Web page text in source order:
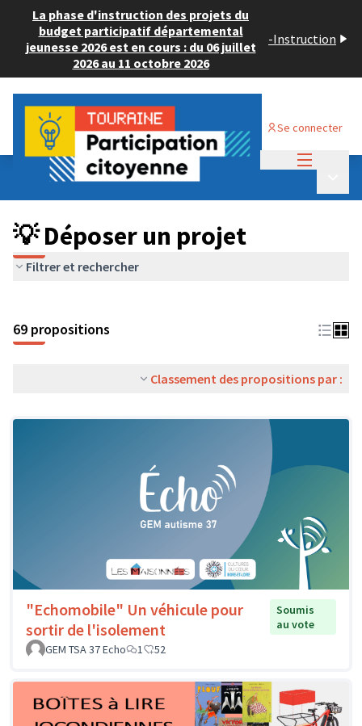
La phase d'instruction des projets du
budget participatif départemental
jeunesse 2026 est en cours : du 06 juillet
2026 au 11 octobre 2026
-Instruction
Se connecter
Budget Participatif ADULTE 2024
💡 Déposer un projet
💡 Déposer un projet
Filtrer et rechercher
69 propositions
Classement des propositions par :
"Echomobile" Un véhicule pour
sortir de l'isolement
Soumis
au vote
GEM TSA 37 Echo
1 52